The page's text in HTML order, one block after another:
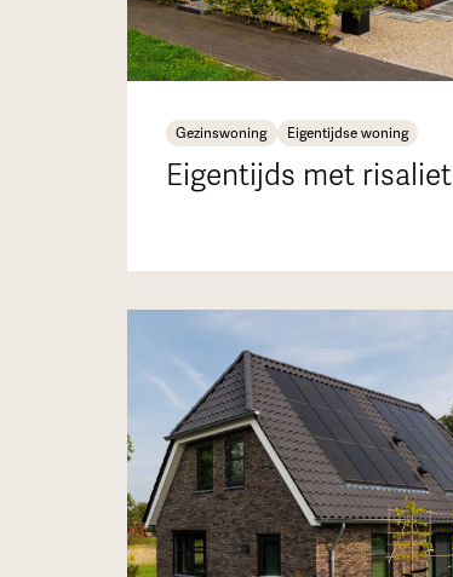
Gezinswoning Eigentijdse woning
Eigentijds met risaliet